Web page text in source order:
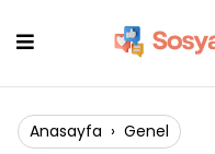
Anasayfa › Genel